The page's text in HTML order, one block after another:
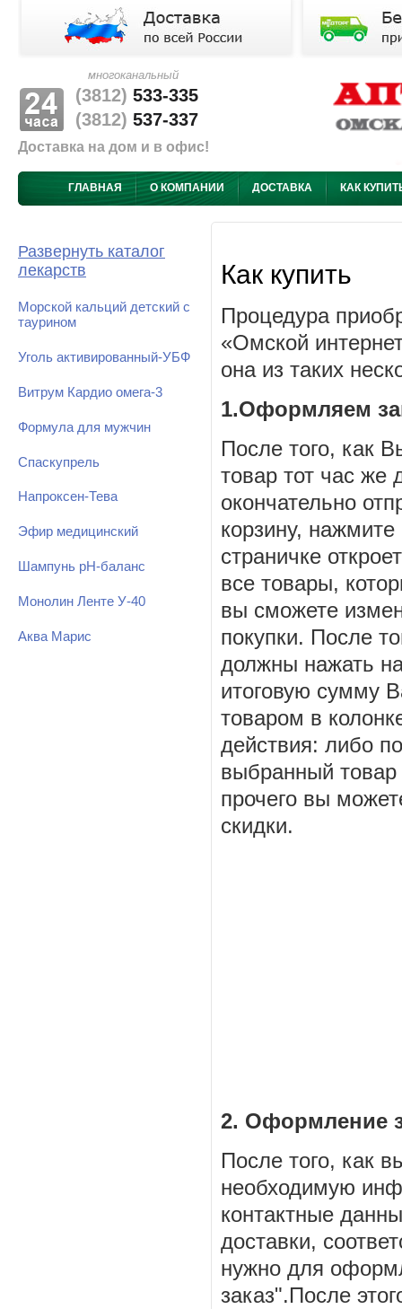
многоканальный
(3812) 533-335
(3812) 537-337
Доставка на дом и в офис!
ГЛАВНАЯ О КОМПАНИИ ДОСТАВКА КАК
Развернуть каталог
лекарств
Морской кальций детский с
таурином
Уголь активированный-УБФ
Витрум Кардио омега-3
Формула для мужчин
Спаскупрель
Напроксен-Тева
Эфир медицинский
Шампунь рН-баланс
Монолин Ленте У-40
Аква Марис
Как купить
Процедура
«Омской
она из таких
1.Оформляем
После того, как
товар тот час же
окончательно
корзину,
страничке
все товары,
вы сможете
покупки. После
должны нажать
итоговую сумму
товаром в
действия: либо
выбранный
прочего вы
скидки.
2. Оформление
После того, как
необходимую
контактные
доставки,
нужно для
заказ".После